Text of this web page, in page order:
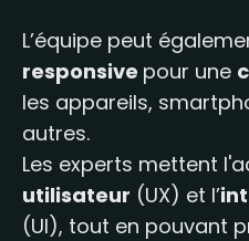
L’équipe peut
responsive pour une
les appareils,
autres.
Les experts mettent
utilisateur (UX) et l’
(UI), tout en pouvant